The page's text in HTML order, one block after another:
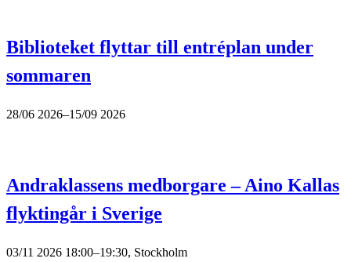
Biblioteket flyttar till entréplan under
sommaren
28/06 2026–15/09 2026
Andraklassens medborgare – Aino Kallas
flyktingår i Sverige
03/11 2026 18:00–19:30, Stockholm